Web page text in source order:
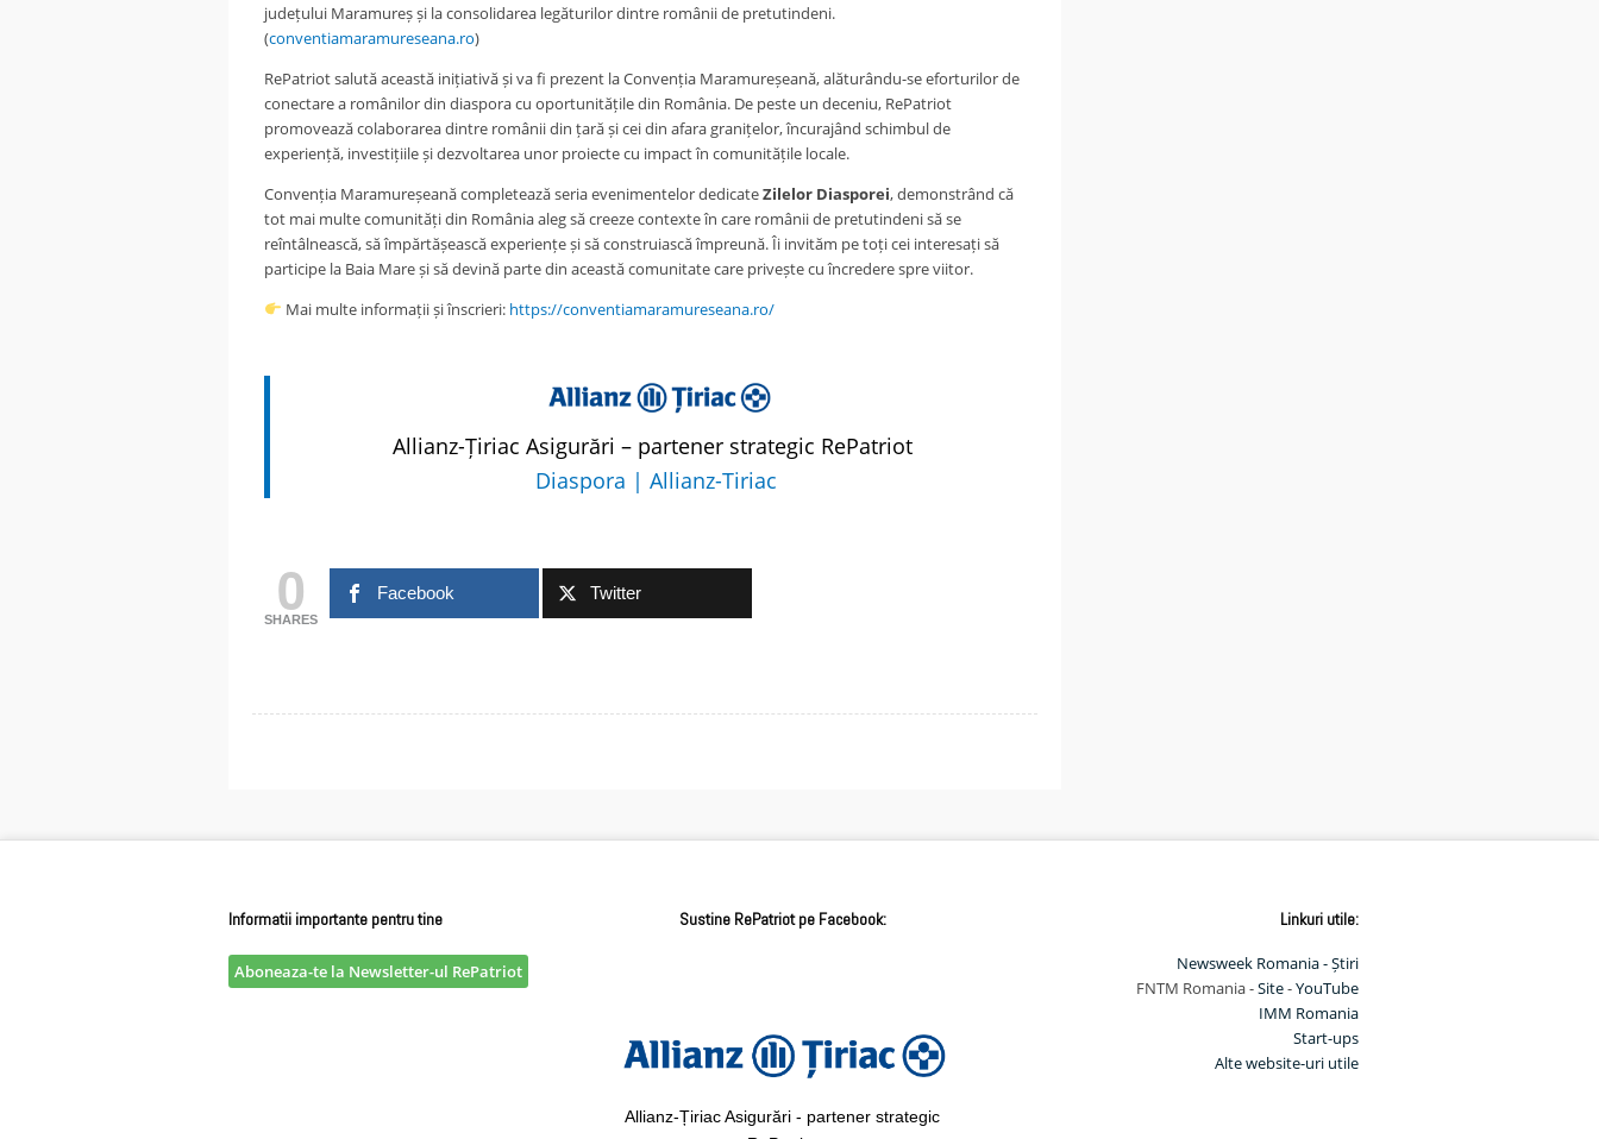
județului Maramureș și la consolidarea legăturilor dintre românii de pretutindeni.
(conventiamaramureseana.ro)
RePatriot salută această inițiativă și va fi prezent la Convenția Maramureșeană, alăturându-se eforturilor de
conectare a românilor din diaspora cu oportunitățile din România. De peste un deceniu, RePatriot
promovează colaborarea dintre românii din țară și cei din afara granițelor, încurajând schimbul de
experiență, investițiile și dezvoltarea unor proiecte cu impact în comunitățile locale.
Convenția Maramureșeană completează seria evenimentelor dedicateZilelor Diasporei, demonstrând că
tot mai multe comunități din România aleg să creeze contexte în care românii de pretutindeni să se
reîntâlnească, să împărtășească experiențe și să construiască împreună. Îi invităm pe toți cei interesați să
participe la Baia Mare și să devină parte din această comunitate care privește cu încredere spre viitor.
Mai multe informații și înscrieri: https://conventiamaramureseana.ro/
Allianz-Țiriac Asigurări – partener strategic RePatriot
Diaspora | Allianz-Tiriac
0
SHARES
Facebook Twitter
Informatii importante pentru tine
Aboneaza-te la Newsletter-ul RePatriot
Sustine RePatriot pe Facebook:
Allianz-Țiriac Asigurări - partener strategic
Linkuri utile:
Newsweek Romania - Știri
FNTM Romania -Site-YouTube
IMM Romania
Start-ups
Alte website-uri utile